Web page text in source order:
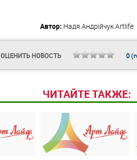
Автор: Надя АндрійчукArtlife
ОЦЕНИТЬ НОВОСТЬ 0
ЧИТАЙТЕ ТАКЖЕ: